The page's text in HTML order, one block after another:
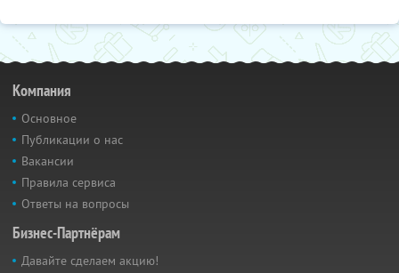
Компания
Основное
Публикации о нас
Вакансии
Правила сервиса
Ответы на вопросы
Бизнес-Партнёрам
Давайте сделаем акцию!